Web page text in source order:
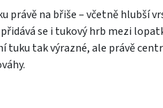
právě na břiše – včetně hlubší
se i tukový hrb mezi
tuku tak výrazné, ale právě